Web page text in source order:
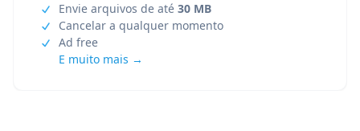
Envie arquivos de até 30 MB
Cancelar a qualquer momento
Ad free
E muito mais →